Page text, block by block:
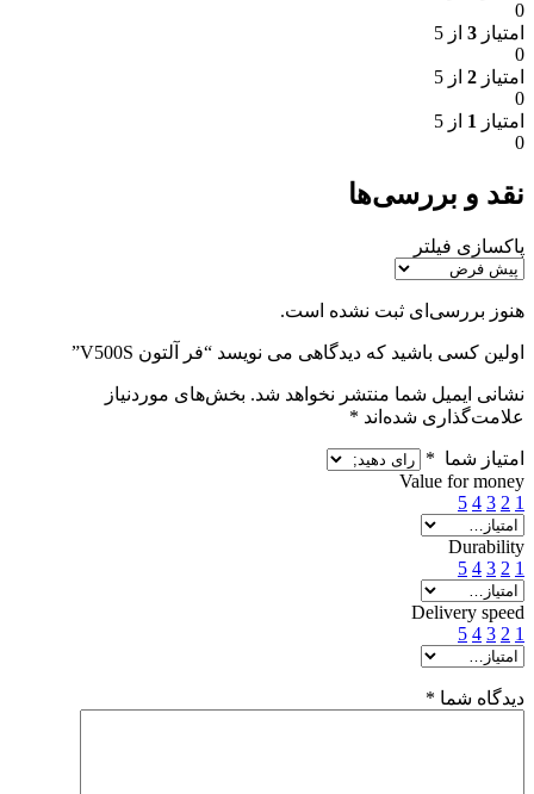
0
امتیاز 3 از 5
0
امتیاز 2 از 5
0
امتیاز 1 از 5
0
نقد و بررسی‌ها
پاکسازی فیلتر
هنوز بررسی‌ای ثبت نشده است.
اولین کسی باشید که دیدگاهی می نویسد “فر آلتون V500S”
نشانی ایمیل شما منتشر نخواهد شد. بخش‌های موردنیاز
علامت‌گذاری شده‌اند *
امتیاز شما *
Value for money
1
2
3
4
5
Durability
1
2
3
4
5
Delivery speed
1
2
3
4
5
دیدگاه شما *